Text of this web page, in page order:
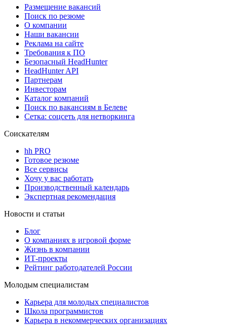
Размещение вакансий
Поиск по резюме
О компании
Наши вакансии
Реклама на сайте
Требования к ПО
Безопасный HeadHunter
HeadHunter API
Партнерам
Инвесторам
Каталог компаний
Поиск по вакансиям в Белеве
Сетка: соцсеть для нетворкинга
Соискателям
hh PRO
Готовое резюме
Все сервисы
Хочу у вас работать
Производственный календарь
Экспертная рекомендация
Новости и статьи
Блог
О компаниях в игровой форме
Жизнь в компании
ИТ-проекты
Рейтинг работодателей России
Молодым специалистам
Карьера для молодых специалистов
Школа программистов
Карьера в некоммерческих организациях